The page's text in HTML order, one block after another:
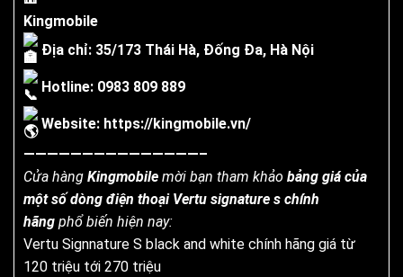
Kingmobile
Địa chỉ: 35/173 Thái Hà, Đống Đa, Hà Nội
Hotline: 0983 809 889
Website: https://kingmobile.vn/
———————————————–
Cửa hàng Kingmobile mời bạn tham khảo bảng giá của
một số dòng điện thoại Vertu signature s chính
hãng phổ biến hiện nay:
Vertu Signnature S black and white chính hãng giá từ
120 triệu tới 270 triệu